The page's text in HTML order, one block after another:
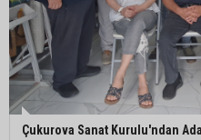
Çukurova Sanat Kurulu'ndan